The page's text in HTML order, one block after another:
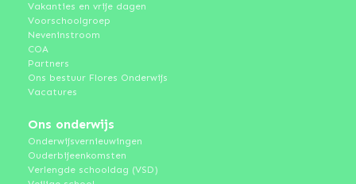
Vakanties en vrije dagen
Voorschoolgroep
Neveninstroom
COA
Partners
Ons bestuur Flores Onderwijs
Vacatures
Ons onderwijs
Onderwijsvernieuwingen
Ouderbijeenkomsten
Verlengde schooldag (VSD)